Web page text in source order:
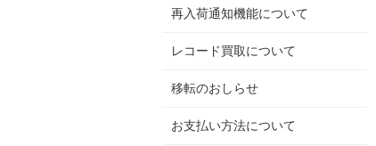
再入荷通知機能について
レコード買取について
移転のおしらせ
お支払い方法について